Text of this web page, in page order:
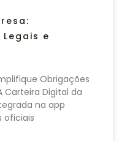
e
Obrigações
Carteira Digital da
na app
oficiais